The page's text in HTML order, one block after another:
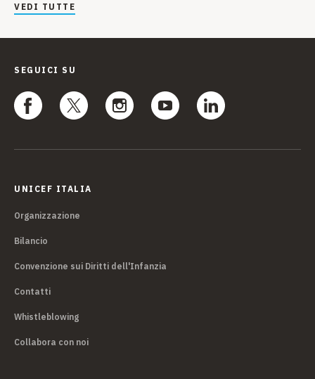
VEDI TUTTE
SEGUICI SU
UNICEF ITALIA
Organizzazione
Bilancio
Convenzione sui Diritti dell'Infanzia
Contatti
Whistleblowing
Collabora con noi